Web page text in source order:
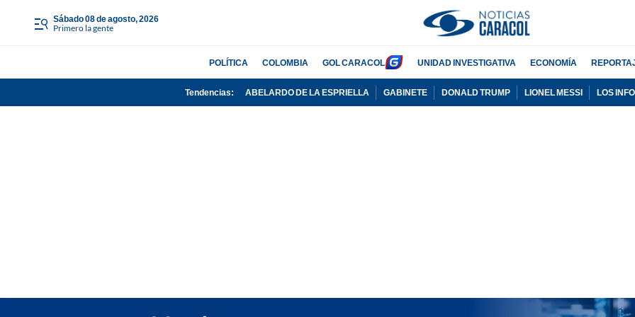
sábado 08 de agosto, 2026
Primero la gente
POLÍTICA COLOMBIA GOL CARACOL UNIDAD INVESTIGATIVA ECONOMÍA
Tendencias: ABELARDO DE LA ESPRIELLA GABINETE DONALD TRUMP LIONEL MESSI LOS